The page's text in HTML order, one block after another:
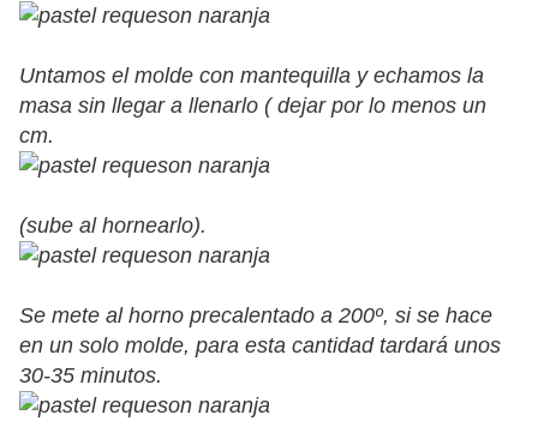
Untamos el molde con mantequilla y echamos la
masa sin llegar a llenarlo ( dejar por lo menos un
cm.
(sube al hornearlo).
Se mete al horno precalentado a 200º, si se hace
en un solo molde, para esta cantidad tardará unos
30-35 minutos.